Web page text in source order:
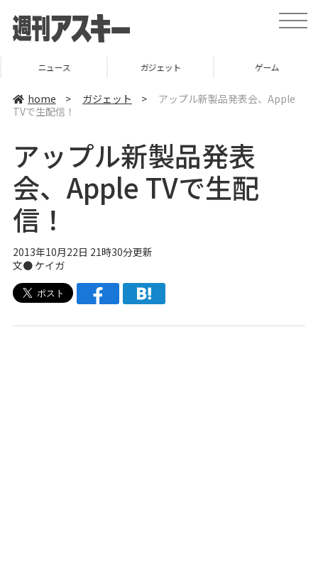
t
o
v
ニュース ガジェット ゲーム
home > ガジェット >
アップル新製品発表会、Apple
TVで生配信！
アップル新製品発表
会、Apple TVで生配
信！
2013年10月22日 21時30分更新
文● ケイガ